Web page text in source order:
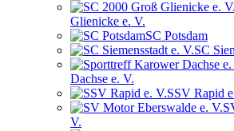
Glienicke e. V.
SC Potsdam
SC
Dachse e. V.
SSV Rapid
V.